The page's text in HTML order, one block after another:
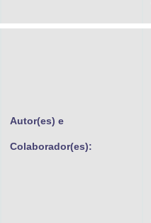
Autor(es) e
Colaborador(es):